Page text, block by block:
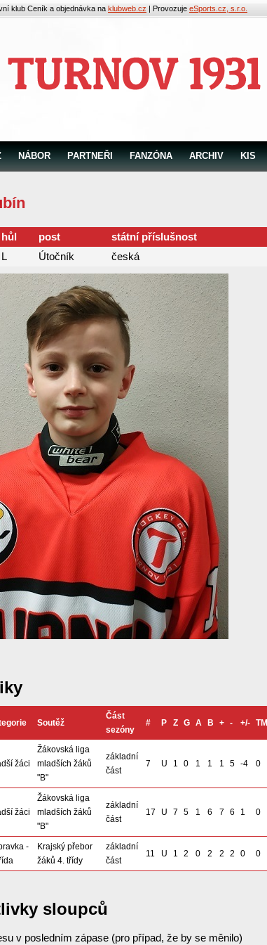
klub Ceník a objednávka na klubweb.cz | Provozuje eSports.cz, s.r.o.
NÁBOR PARTNEŘI FANZÓNA ARCHIV KIS
hůl post
státní příslušnost
L Útočník česká
Soutěž
Část
sezóny
# P Z G A B + - +/- TM
žáci
Žákovská liga
mladších žáků
"B"
základní
část
7 U 1 0 1 1 1 5 -4 0
žáci
Žákovská liga
mladších žáků
"B"
základní
část
17 U 7 5 1 6 7 6 1 0
-
Krajský přebor
žáků 4. třídy
základní
část
11 U 1 2 0 2 2 2 0 0
sloupců
v posledním zápase (pro případ, že by se měnilo)